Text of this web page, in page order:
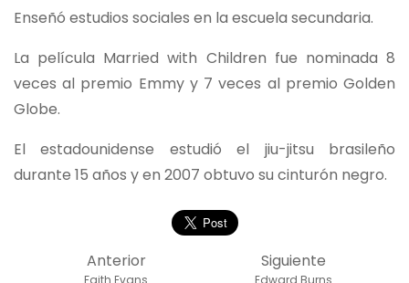
Enseñó estudios sociales en la escuela secundaria.
La película Married with Children fue nominada 8
veces al premio Emmy y 7 veces al premio Golden
Globe.
El estadounidense estudió el jiu-jitsu brasileño
durante 15 años y en 2007 obtuvo su cinturón negro.
Siguiente
Edward Burns
Anterior
Faith Evans